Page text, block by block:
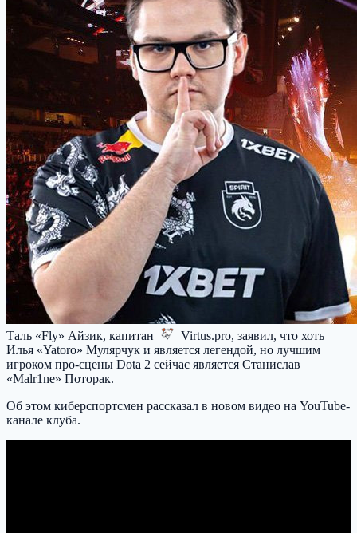
Таль «Fly» Айзик, капитан Virtus.pro, заявил, что хоть
Илья «Yatoro» Мулярчук и является легендой, но лучшим
игроком про-сцены Dota 2 сейчас является Станислав
«Malr1ne» Поторак.
Об этом киберспортсмен рассказал в новом видео на YouTube-
канале клуба.